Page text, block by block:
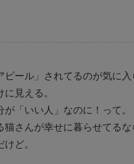
ピール」されてるのが気に
見える。
が「いい人」なのに！って。
猫さんが幸せに暮らせてる
けど。